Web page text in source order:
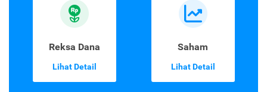
Reksa Dana
Lihat Detail
Saham
Lihat Detail